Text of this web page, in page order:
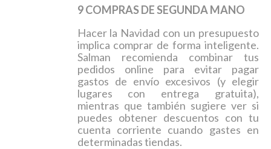
9 COMPRAS DE SEGUNDA MANO
Hacer la Navidad con un presupuesto
implica comprar de forma inteligente.
Salman recomienda combinar tus
pedidos online para evitar pagar
gastos de envío excesivos (y elegir
lugares con entrega gratuita),
mientras que también sugiere ver si
puedes obtener descuentos con tu
cuenta corriente cuando gastes en
determinadas tiendas.